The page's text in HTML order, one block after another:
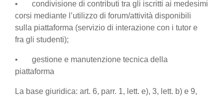
• condivisione di contributi tra gli iscritti ai medesimi
corsi mediante l’utilizzo di forum/attività disponibili
sulla piattaforma (servizio di interazione con i tutor e
fra gli studenti);
• gestione e manutenzione tecnica della
piattaforma
La base giuridica: art. 6, parr. 1, lett. e), 3, lett. b) e 9,